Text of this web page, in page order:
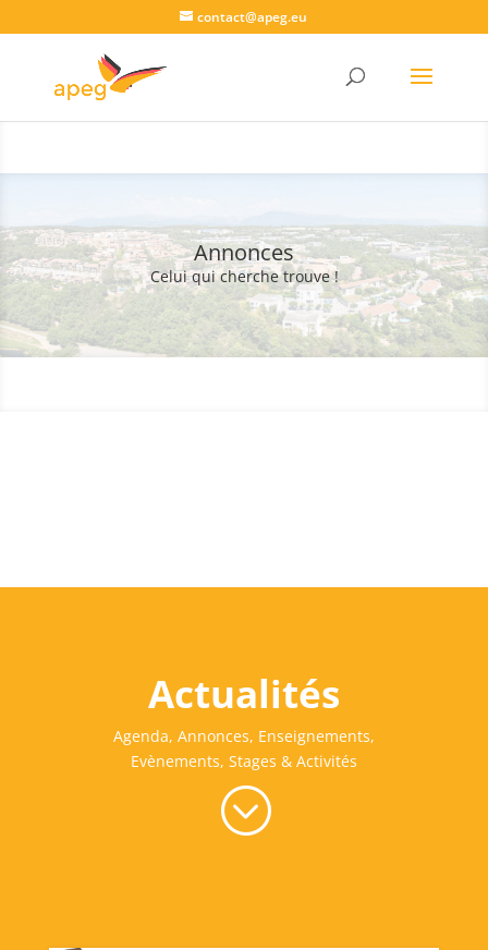
contact@apeg.eu
Annonces
Celui qui cherche trouve !
Actualités
Agenda, Annonces, Enseignements,
Evènements, Stages & Activités
;